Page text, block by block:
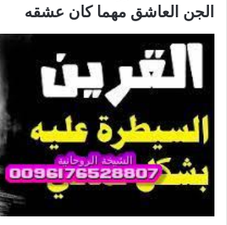
الجن العاشق مهما كان عشقه